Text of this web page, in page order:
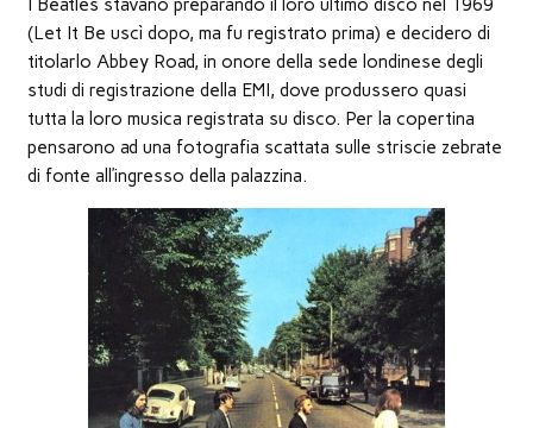
nuova
finestra)
I Beatles stavano preparando il loro ultimo disco nel 1969
(Let It Be uscì dopo, ma fu registrato prima) e decidero di
titolarlo Abbey Road, in onore della sede londinese degli
studi di registrazione della EMI, dove produssero quasi
tutta la loro musica registrata su disco. Per la copertina
pensarono ad una fotografia scattata sulle striscie zebrate
di fonte all’ingresso della palazzina.